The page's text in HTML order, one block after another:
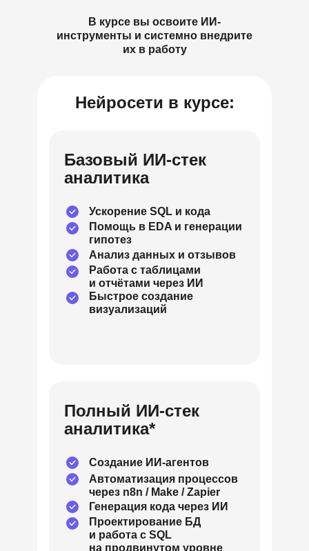
Нейросети в курсе:
В курсе вы освоите ИИ-
инструменты и системно внедрите
их в работу
Ускорение SQL и кода
Помощь в EDA и генерации
гипотез
Анализ данных и отзывов
Работа с таблицами
и отчётами через ИИ
Быстрое создание
визуализаций
Базовый ИИ-стек
аналитика
Создание ИИ-агентов
Автоматизация процессов
через n8n / Make / Zapier
Генерация кода через ИИ
Проектирование БД
и работа с SQL
на продвинутом уровне
Полный ИИ-стек
аналитика*